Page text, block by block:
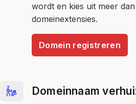
wordt en kies uit meer dan
domeinextensies.
Domein registreren
Domeinnaam